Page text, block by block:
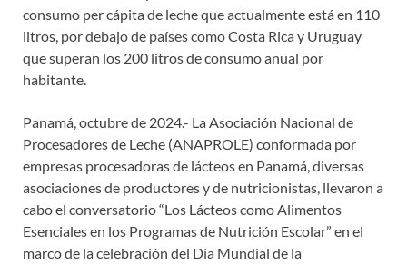
consumo per cápita de leche que actualmente está en 110
litros, por debajo de países como Costa Rica y Uruguay
que superan los 200 litros de consumo anual por
habitante.
Panamá, octubre de 2024.- La Asociación Nacional de
Procesadores de Leche (ANAPROLE) conformada por
empresas procesadoras de lácteos en Panamá, diversas
asociaciones de productores y de nutricionistas, llevaron a
cabo el conversatorio “Los Lácteos como Alimentos
Esenciales en los Programas de Nutrición Escolar” en el
marco de la celebración del Día Mundial de la